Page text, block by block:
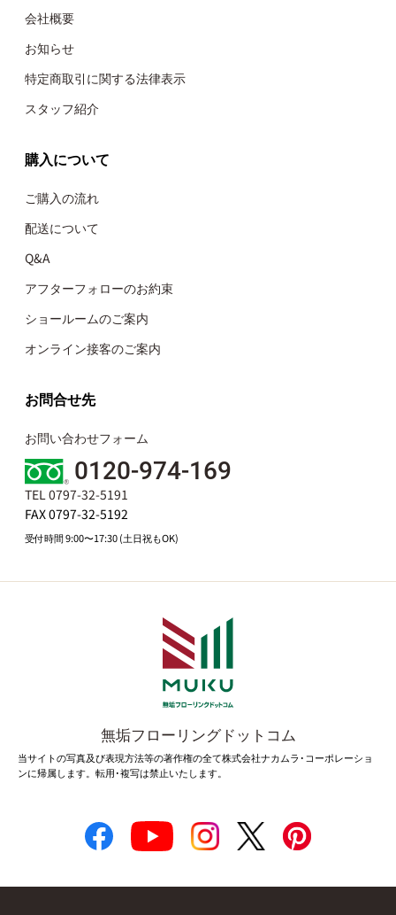
会社概要
お知らせ
特定商取引に関する法律表示
スタッフ紹介
購入について
ご購入の流れ
配送について
Q&A
アフターフォローのお約束
ショールームのご案内
オンライン接客のご案内
お問合せ先
お問い合わせフォーム
0120-974-169
TEL 0797-32-5191
FAX 0797-32-5192
受付時間 9:00〜17:30 (土日祝もOK)
無垢フローリングドットコム
当サイトの写真及び表現方法等の著作権の全て株式会社ナカムラ･コーポレーショ
ンに帰属します。転用･複写は禁止いたします。